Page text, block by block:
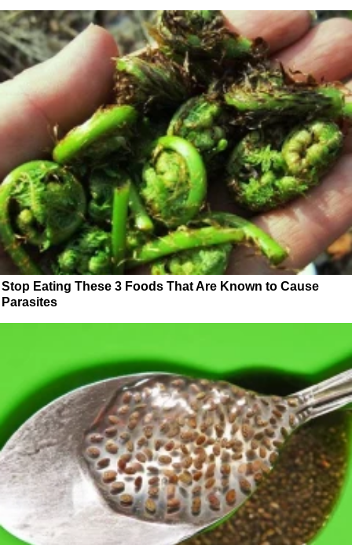
Stop Eating These 3 Foods That Are Known to Cause
Parasites